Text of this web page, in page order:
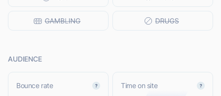
AUDIENCE
Bounce rate Time on site